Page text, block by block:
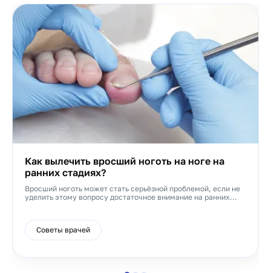
Как вылечить вросший ноготь на ноге на
ранних стадиях?
Вросший ноготь может стать серьёзной проблемой, если не
уделить этому вопросу достаточное внимание на ранних...
Советы врачей